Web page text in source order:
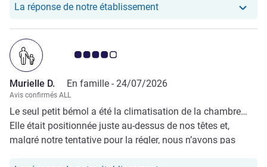
La réponse de notre établissementNotre hôtel a repondu au
Note Avis clients 4.0/5
Murielle D. En famille - 24/07/2026
Avis confirmés ALL
Le seul petit bémol a été la climatisation de la chambre…
Elle était positionnée juste au-dessus de nos têtes et,
malgré notre tentative pour la régler, nous n’avons pas